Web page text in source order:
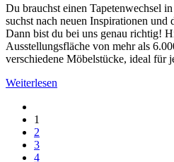
Du brauchst einen Tapetenwechsel
suchst nach neuen Inspirationen und
Dann bist du bei uns genau richtig!
Ausstellungsfläche von mehr als
verschiedene Möbelstücke, ideal für
Weiterlesen
1
2
3
4